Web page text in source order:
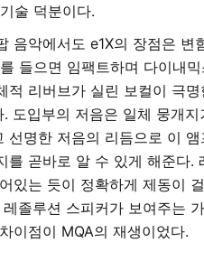
술 덕분이다.
음악에서도 e1X의 장점은 변
들으면 임팩트하며 다이내
적 리버브가 실린 보컬이 극
도입부의 저음은 일체 뭉개
선명한 저음의 리듬으로 이
를 곧바로 알 수 있게 해준다.
있는 듯이 정확하게 제동이
졸루션 스피커가 보여주는
이점이 MQA의 재생이었다.